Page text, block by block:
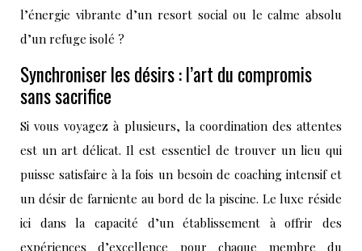
l’énergie vibrante d’un resort social ou le calme absolu
d’un refuge isolé ?
Synchroniser les désirs : l’art du compromis
sans sacrifice
Si vous voyagez à plusieurs, la coordination des attentes
est un art délicat. Il est essentiel de trouver un lieu qui
puisse satisfaire à la fois un besoin de coaching intensif et
un désir de farniente au bord de la piscine. Le luxe réside
ici dans la capacité d’un établissement à offrir des
expériences d’excellence pour chaque membre du